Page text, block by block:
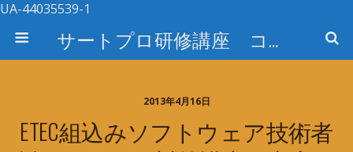
UA-44035539-1
サートプロ研修講座 コース検索
2013年4月16日
ETEC組込みソフトウェア技術者